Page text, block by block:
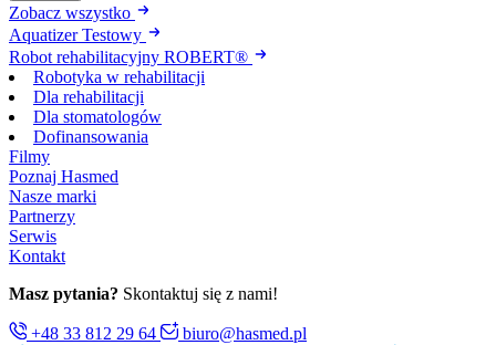
Zobacz wszystko
Aquatizer Testowy
Robot rehabilitacyjny ROBERT®
Robotyka w rehabilitacji
Dla rehabilitacji
Dla stomatologów
Dofinansowania
Filmy
Poznaj Hasmed
Nasze marki
Partnerzy
Serwis
Kontakt
Masz pytania? Skontaktuj się z nami!
+48 33 812 29 64
biuro@hasmed.pl